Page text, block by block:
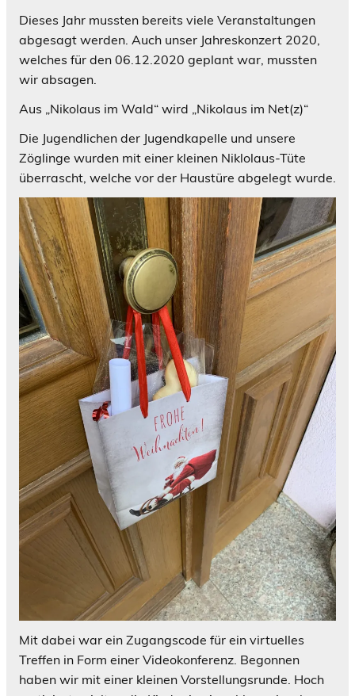
Dieses Jahr mussten bereits viele Veranstaltungen
abgesagt werden. Auch unser Jahreskonzert 2020,
welches für den 06.12.2020 geplant war, mussten
wir absagen.
Aus „Nikolaus im Wald“ wird „Nikolaus im Net(z)“
Die Jugendlichen der Jugendkapelle und unsere
Zöglinge wurden mit einer kleinen Niklolaus-Tüte
überrascht, welche vor der Haustüre abgelegt wurde.
Mit dabei war ein Zugangscode für ein virtuelles
Treffen in Form einer Videokonferenz. Begonnen
haben wir mit einer kleinen Vorstellungsrunde. Hoch